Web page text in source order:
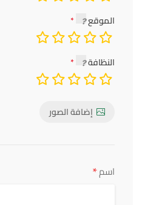
الموقع
النظافة
إضافة الصور
اسم*